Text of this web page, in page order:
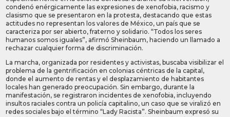
condenó enérgicamente las expresiones de xenofobia, racismo y
clasismo que se presentaron en la protesta, destacando que estas
actitudes no representan los valores de México, un país que se
caracteriza por ser abierto, fraterno y solidario. “Todos los seres
humanos somos iguales”, afirmó Sheinbaum, haciendo un llamado a
rechazar cualquier forma de discriminación.
La marcha, organizada por residentes y activistas, buscaba visibilizar el
problema de la gentrificación en colonias céntricas de la capital,
donde el aumento de rentas y el desplazamiento de habitantes
locales han generado preocupación. Sin embargo, durante la
manifestación, se registraron incidentes de xenofobia, incluyendo
insultos raciales contra un policía capitalino, un caso que se viralizó en
redes sociales bajo el término “Lady Racista”. Sheinbaum expresó su